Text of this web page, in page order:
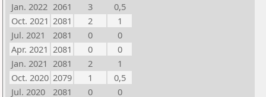
Jan. 2022 2061 3
0,5
Oct. 2021 2081 2
1
Jul. 2021
2081 0
0
Apr. 2021 2081 0
0
Jan. 2021 2081 2
1
Oct. 2020 2079 1
0,5
Jul. 2020
2081 0
0